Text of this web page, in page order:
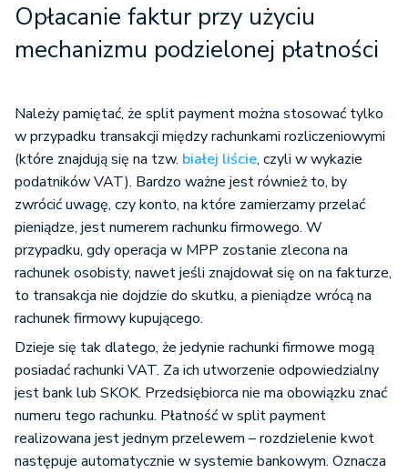
Opłacanie faktur przy użyciu
mechanizmu podzielonej płatności
Należy pamiętać, że split payment można stosować tylko
w przypadku transakcji między rachunkami rozliczeniowymi
(które znajdują się na tzw. białej liście, czyli w wykazie
podatników VAT). Bardzo ważne jest również to, by
zwrócić uwagę, czy konto, na które zamierzamy przelać
pieniądze, jest numerem rachunku firmowego. W
przypadku, gdy operacja w MPP zostanie zlecona na
rachunek osobisty, nawet jeśli znajdował się on na fakturze,
to transakcja nie dojdzie do skutku, a pieniądze wrócą na
rachunek firmowy kupującego.
Dzieje się tak dlatego, że jedynie rachunki firmowe mogą
posiadać rachunki VAT. Za ich utworzenie odpowiedzialny
jest bank lub SKOK. Przedsiębiorca nie ma obowiązku znać
numeru tego rachunku. Płatność w split payment
realizowana jest jednym przelewem – rozdzielenie kwot
następuje automatycznie w systemie bankowym. Oznacza